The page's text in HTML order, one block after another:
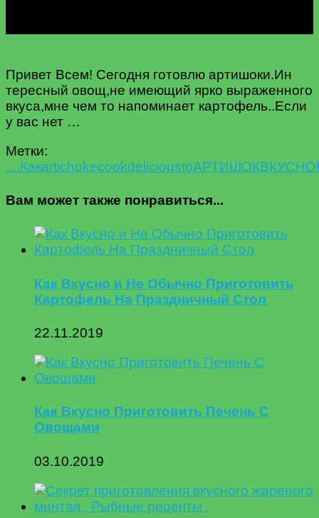
Привет Всем! Сегодня готовлю артишоки.Ин
тересный овощ,не имеющий ярко выраженного
вкуса,мне чем то напоминает картофель..Если
у вас нет …
Метки:
....КакartichokecookdelicioustoАРТИШОК
Вам может также понравиться...
Как Вкусно и Не Обычно Приготовить
Картофель На Праздничный Стол
22.11.2019
Как Вкусно Приготовить Печень С
Овощами
03.10.2019